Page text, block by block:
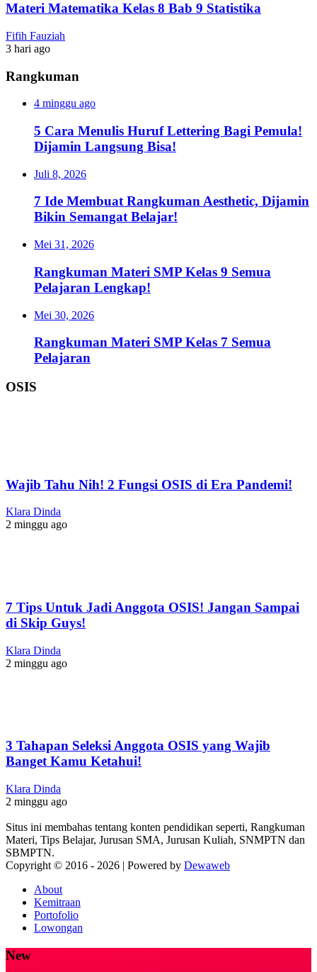
Materi Matematika Kelas 8 Bab 9 Statistika
Fifih Fauziah
3 hari ago
Rangkuman
4 minggu ago
5 Cara Menulis Huruf Lettering Bagi Pemula!
Dijamin Langsung Bisa!
Juli 8, 2026
7 Ide Membuat Rangkuman Aesthetic, Dijamin
Bikin Semangat Belajar!
Mei 31, 2026
Rangkuman Materi SMP Kelas 9 Semua
Pelajaran Lengkap!
Mei 30, 2026
Rangkuman Materi SMP Kelas 7 Semua
Pelajaran
OSIS
Wajib Tahu Nih! 2 Fungsi OSIS di Era Pandemi!
Klara Dinda
2 minggu ago
7 Tips Untuk Jadi Anggota OSIS! Jangan Sampai
di Skip Guys!
Klara Dinda
2 minggu ago
3 Tahapan Seleksi Anggota OSIS yang Wajib
Banget Kamu Ketahui!
Klara Dinda
2 minggu ago
Situs ini membahas tentang konten pendidikan seperti, Rangkuman
Materi, Tips Belajar, Jurusan SMA, Jurusan Kuliah, SNMPTN dan
SBMPTN.
Copyright © 2016 - 2026 | Powered by Dewaweb
About
Kemitraan
Portofolio
Lowongan
New